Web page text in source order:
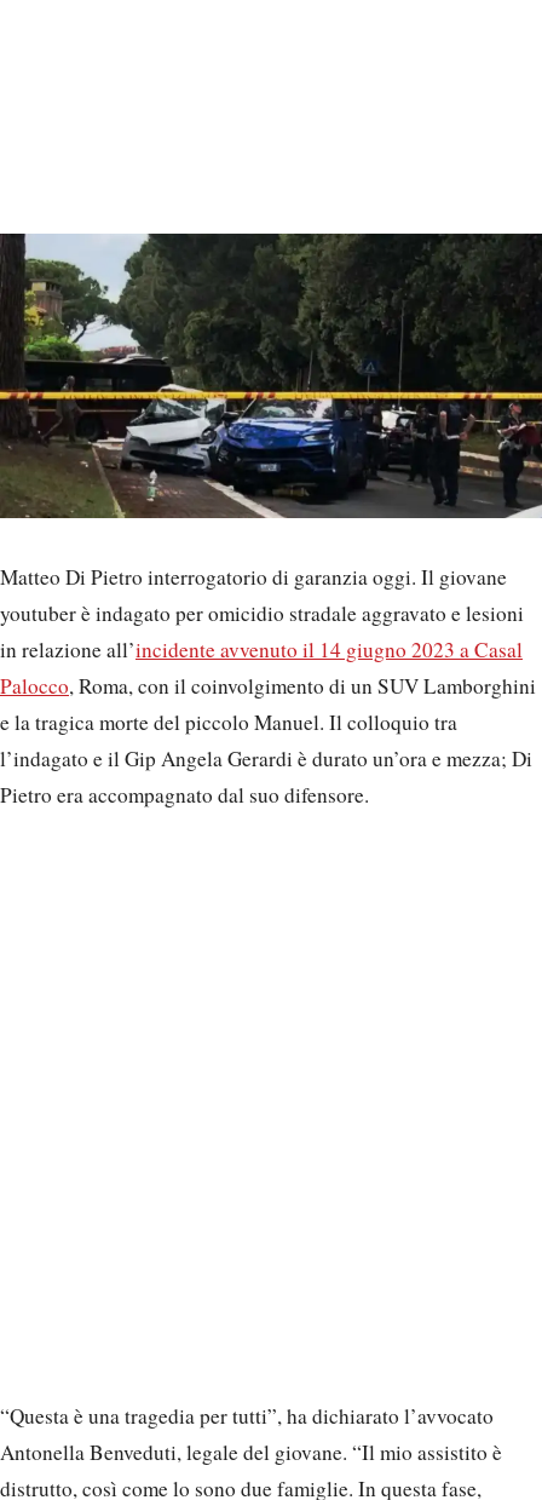
Matteo Di Pietro interrogatorio di garanzia oggi. Il giovane
youtuber è indagato per omicidio stradale aggravato e lesioni
in relazione all’incidente avvenuto il 14 giugno 2023 a Casal
Palocco, Roma, con il coinvolgimento di un SUV Lamborghini
e la tragica morte del piccolo Manuel. Il colloquio tra
l’indagato e il Gip Angela Gerardi è durato un’ora e mezza; Di
Pietro era accompagnato dal suo difensore.
“Questa è una tragedia per tutti”, ha dichiarato l’avvocato
Antonella Benveduti, legale del giovane. “Il mio assistito è
distrutto, così come lo sono due famiglie. In questa fase,